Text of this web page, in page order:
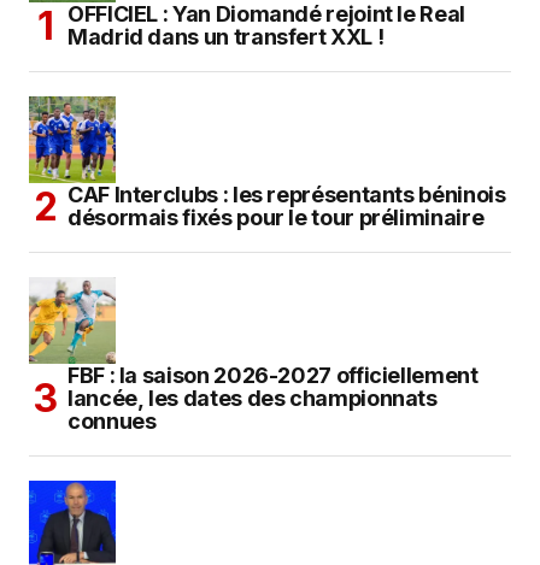
OFFICIEL : Yan Diomandé rejoint le Real
Madrid dans un transfert XXL !
CAF Interclubs : les représentants béninois
désormais fixés pour le tour préliminaire
FBF : la saison 2026-2027 officiellement
lancée, les dates des championnats
connues